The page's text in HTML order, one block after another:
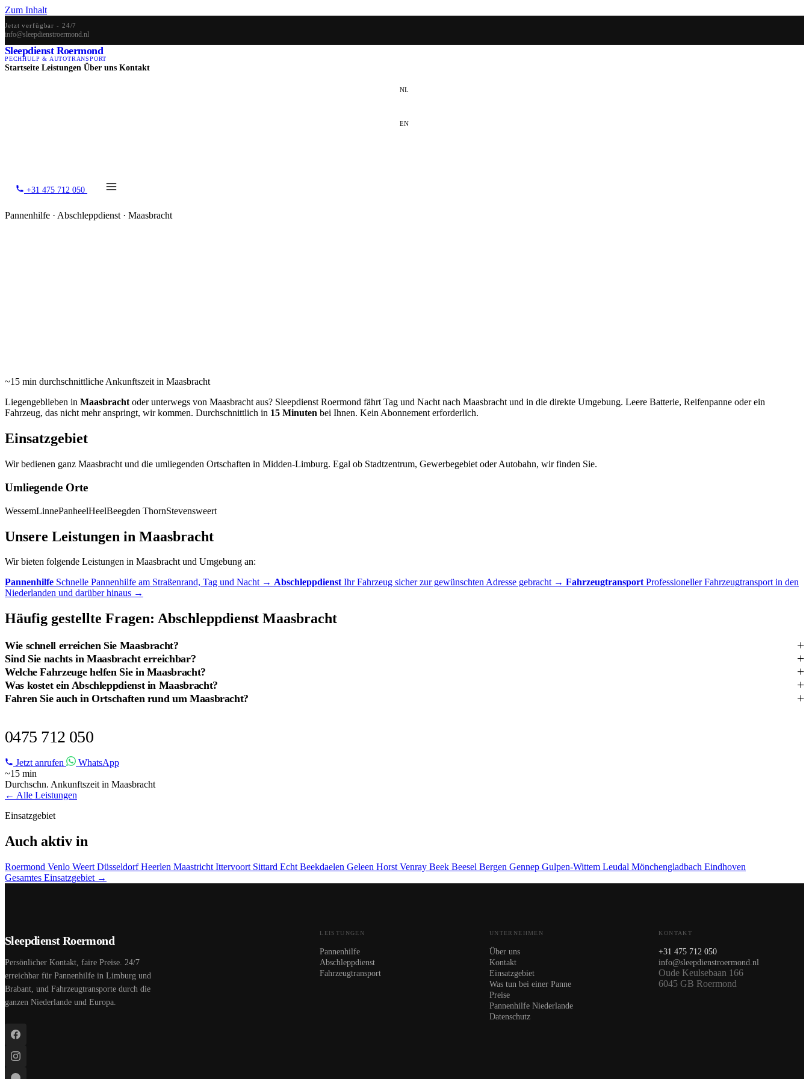
Zum Inhalt
Jetzt verfügbar - 24/7
info@sleepdienstroermond.nl
Sleepdienst Roermond
PECHHULP & AUTOTRANSPORT
Startseite Leistungen Über uns Kontakt
NL
EN
+31 475 712 050
Pannenhilfe · Abschleppdienst · Maasbracht
~15 min durchschnittliche Ankunftszeit in Maasbracht
Liegengeblieben in Maasbracht oder unterwegs von Maasbracht aus? Sleepdienst Roermond fährt Tag und Nacht nach Maasbracht und in die direkte Umgebung. Leere Batterie, Reifenpanne oder ein
Fahrzeug, das nicht mehr anspringt, wir kommen. Durchschnittlich in 15 Minuten bei Ihnen. Kein Abonnement erforderlich.
Einsatzgebiet
Wir bedienen ganz Maasbracht und die umliegenden Ortschaften in Midden-Limburg. Egal ob Stadtzentrum, Gewerbegebiet oder Autobahn, wir finden Sie.
Umliegende Orte
WessemLinnePanheelHeelBeegden ThornStevensweert
Unsere Leistungen in Maasbracht
Wir bieten folgende Leistungen in Maasbracht und Umgebung an:
Pannenhilfe Schnelle Pannenhilfe am Straßenrand, Tag und Nacht → Abschleppdienst Ihr Fahrzeug sicher zur gewünschten Adresse gebracht → Fahrzeugtransport Professioneller Fahrzeugtransport in den
Niederlanden und darüber hinaus →
Häufig gestellte Fragen: Abschleppdienst Maasbracht
Wie schnell erreichen Sie Maasbracht? +
Sind Sie nachts in Maasbracht erreichbar? +
Welche Fahrzeuge helfen Sie in Maasbracht? +
Was kostet ein Abschleppdienst in Maasbracht? +
Fahren Sie auch in Ortschaften rund um Maasbracht? +
0475 712 050
Jetzt anrufen
WhatsApp
~15 min
Durchschn. Ankunftszeit in Maasbracht
← Alle Leistungen
Einsatzgebiet
Auch aktiv in
Roermond Venlo Weert DüsseldorfHeerlen Maastricht Ittervoort Sittard Echt Beekdaelen Geleen Horst Venray Beek Beesel Bergen Gennep Gulpen-Wittem Leudal Mönchengladbach Eindhoven
Gesamtes Einsatzgebiet →
Sleepdienst Roermond
Persönlicher Kontakt, faire Preise. 24/7
erreichbar für Pannenhilfe in Limburg und
Brabant, und Fahrzeugtransporte durch die
ganzen Niederlande und Europa.
LEISTUNGEN
Pannenhilfe
Abschleppdienst
Fahrzeugtransport
UNTERNEHMEN
Über uns
Kontakt
Einsatzgebiet
Was tun bei einer Panne
Preise
Pannenhilfe Niederlande
Datenschutz
KONTAKT
+31 475 712 050
info@sleepdienstroermond.nl
Oude Keulsebaan 166
6045 GB Roermond